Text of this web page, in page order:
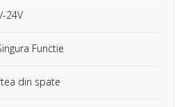
24V
Functie
din spate